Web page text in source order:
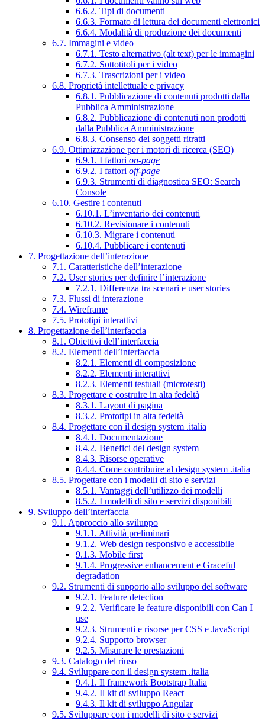
6.6.2. Tipi di documenti
6.6.3. Formato di lettura dei documenti elettronici
6.6.4. Modalità di produzione dei documenti
6.7. Immagini e video
6.7.1. Testo alternativo (alt text) per le immagini
6.7.2. Sottotitoli per i video
6.7.3. Trascrizioni per i video
6.8. Proprietà intellettuale e privacy
6.8.1. Pubblicazione di contenuti prodotti dalla
Pubblica Amministrazione
6.8.2. Pubblicazione di contenuti non prodotti
dalla Pubblica Amministrazione
6.8.3. Consenso dei soggetti ritratti
6.9. Ottimizzazione per i motori di ricerca (SEO)
6.9.1. I fattori on-page
6.9.2. I fattori off-page
6.9.3. Strumenti di diagnostica SEO: Search
Console
6.10. Gestire i contenuti
6.10.1. L’inventario dei contenuti
6.10.2. Revisionare i contenuti
6.10.3. Migrare i contenuti
6.10.4. Pubblicare i contenuti
7. Progettazione dell’interazione
7.1. Caratteristiche dell’interazione
7.2. User stories per definire l’interazione
7.2.1. Differenza tra scenari e user stories
7.3. Flussi di interazione
7.4. Wireframe
7.5. Prototipi interattivi
8. Progettazione dell’interfaccia
8.1. Obiettivi dell’interfaccia
8.2. Elementi dell’interfaccia
8.2.1. Elementi di composizione
8.2.2. Elementi interattivi
8.2.3. Elementi testuali (microtesti)
8.3. Progettare e costruire in alta fedeltà
8.3.1. Layout di pagina
8.3.2. Prototipi in alta fedeltà
8.4. Progettare con il design system .italia
8.4.1. Documentazione
8.4.2. Benefici del design system
8.4.3. Risorse operative
8.4.4. Come contribuire al design system .italia
8.5. Progettare con i modelli di sito e servizi
8.5.1. Vantaggi dell’utilizzo dei modelli
8.5.2. I modelli di sito e servizi disponibili
9. Sviluppo dell’interfaccia
9.1. Approccio allo sviluppo
9.1.1. Attività preliminari
9.1.2. Web design responsivo e accessibile
9.1.3. Mobile first
9.1.4. Progressive enhancement e Graceful
degradation
9.2. Strumenti di supporto allo sviluppo del software
9.2.1. Feature detection
9.2.2. Verificare le feature disponibili con Can I
use
9.2.3. Strumenti e risorse per CSS e JavaScript
9.2.4. Supporto browser
9.2.5. Misurare le prestazioni
9.3. Catalogo del riuso
9.4. Sviluppare con il design system .italia
9.4.1. Il framework Bootstrap Italia
9.4.2. Il kit di sviluppo React
9.4.3. Il kit di sviluppo Angular
9.5. Sviluppare con i modelli di sito e servizi